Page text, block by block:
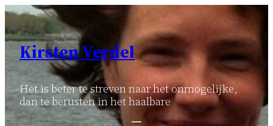
Ga
naar
inhoud
Kirsten Verdel
Het is beter te streven naar het onmogelijke,
dan te berusten in het haalbare